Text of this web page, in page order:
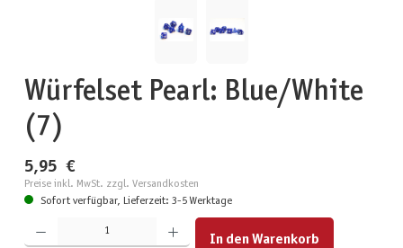
Würfelset Pearl: Blue/White
(7)
5,95 €
Preise inkl. MwSt. zzgl. Versandkosten
Sofort verfügbar, Lieferzeit: 3-5 Werktage
Produkt Anzahl: Gib den gewünschten Wert ein oder benutze die Schaltflächen um die Anzahl zu
In den Warenkorb